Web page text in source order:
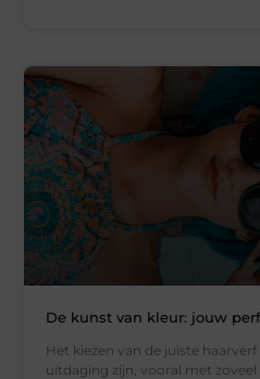
De kunst van kleur: jouw
Het kiezen van de juiste
uitdaging zijn, vooral met